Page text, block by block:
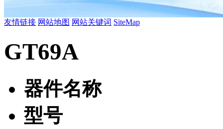
友情链接 网站地图 网站关键词 SiteMap
GT69A
器件名称
型号